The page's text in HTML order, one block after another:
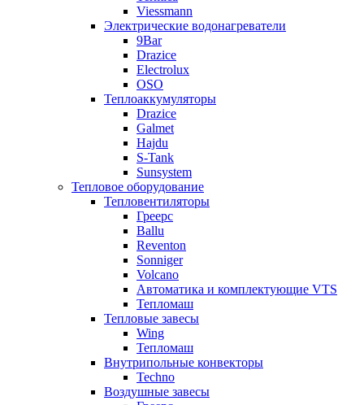
Viessmann
Электрические водонагреватели
9Bar
Drazice
Electrolux
OSO
Теплоаккумуляторы
Drazice
Galmet
Hajdu
S-Tank
Sunsystem
Тепловое оборудование
Тепловентиляторы
Греерс
Ballu
Reventon
Sonniger
Volcano
Автоматика и комплектующие VTS
Тепломаш
Тепловые завесы
Wing
Тепломаш
Внутрипольные конвекторы
Techno
Воздушные завесы